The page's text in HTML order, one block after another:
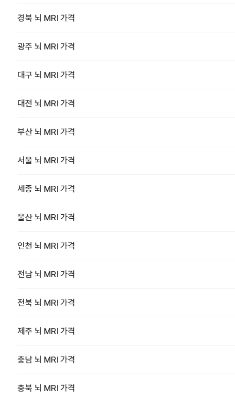
경북 뇌 MRI 가격
광주 뇌 MRI 가격
대구 뇌 MRI 가격
대전 뇌 MRI 가격
부산 뇌 MRI 가격
서울 뇌 MRI 가격
세종 뇌 MRI 가격
울산 뇌 MRI 가격
인천 뇌 MRI 가격
전남 뇌 MRI 가격
전북 뇌 MRI 가격
제주 뇌 MRI 가격
충남 뇌 MRI 가격
충북 뇌 MRI 가격